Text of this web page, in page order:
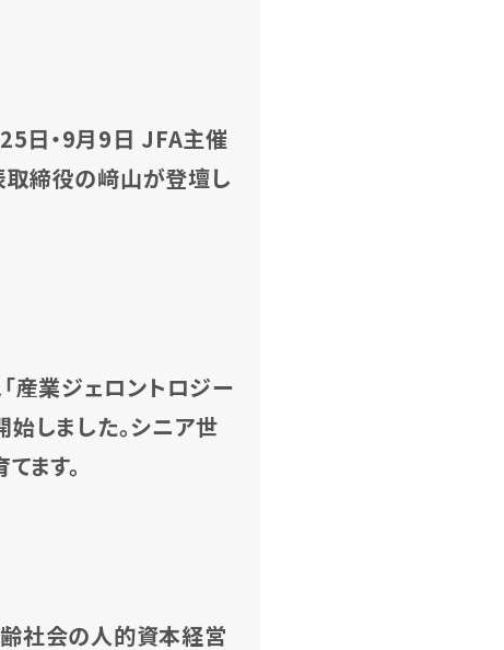
25日・9月9日 JFA主催
締役の﨑山が登壇し
産業ジェロントロジー
始しました。シニア世
ます。
社会の人的資本経営